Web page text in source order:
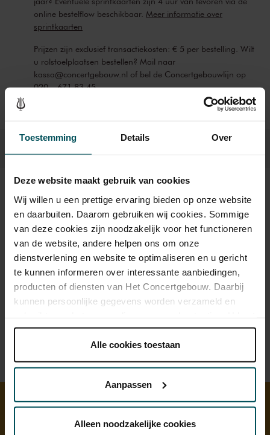
Toestemming Details Over
Deze website maakt gebruik van cookies
Wij willen u een prettige ervaring bieden op onze website
en daarbuiten. Daarom gebruiken wij cookies. Sommige
van deze cookies zijn noodzakelijk voor het functioneren
van de website, andere helpen ons om onze
dienstverlening en website te optimaliseren en u gericht
te kunnen informeren over interessante aanbiedingen,
producten of diensten van Het Concertgebouw. Daarbij
kunnen persoonlijke gegevens worden verzameld en
onder 'aanpassen' zelf welke cookies wij mogen
Lees onze cookieverklaring hier. Lees onze
Via decookieverklaringop onze website kunt u uw
Alle cookies toestaan
Aanpassen
Alleen noodzakelijke cookies
online bestelflow beschikbaar. Meer informatie over
sprintkaarten
Prijzen zijn exclusief transactiekosten: € 5 per bestelling. Wilt
u rolstoelplaatsen bestellen? Mail naar
kassa@concertgebouw.nl of bel de Concertgebouwlijn op
020 – 671 83 45.
Beeld en geluid
Ontdek meer